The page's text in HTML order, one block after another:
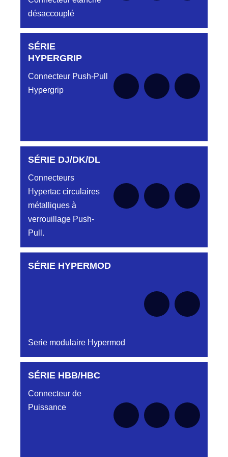
désaccouplé
Aucune pièce disponible pour cette série pour
SÉRIE
HYPERGRIP
Connecteur Push-Pull
Hypergrip
Aucune pièce disponible pour cette série pour
SÉRIE DJ/DK/DL
Connecteurs
Hypertac circulaires
métalliques à
verrouillage Push-
Pull.
Aucune pièce disponible pour cette série pour
SÉRIE HYPERMOD
Serie modulaire Hypermod
Aucune pièce disponible pour cette série pour
SÉRIE HBB/HBC
Connecteur de
Puissance